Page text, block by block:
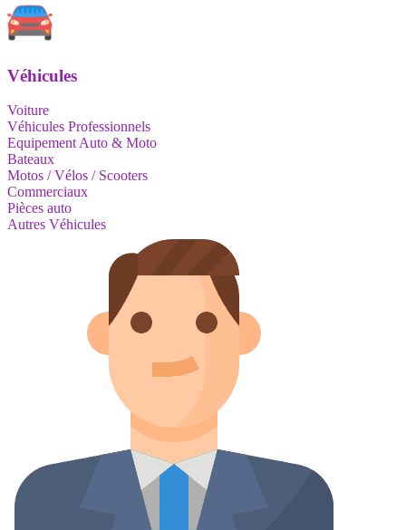
Véhicules
Voiture
Véhicules Professionnels
Equipement Auto & Moto
Bateaux
Motos / Vélos / Scooters
Commerciaux
Pièces auto
Autres Véhicules